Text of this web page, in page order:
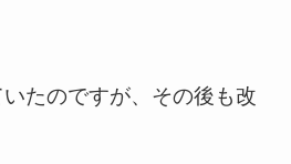
いたのですが、その後も改